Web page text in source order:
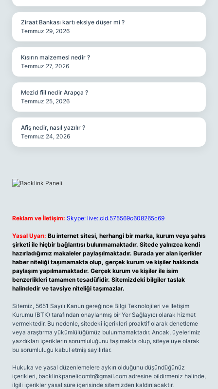
Ziraat Bankası kartı eksiye düşer mi ?
Temmuz 29, 2026
Kısırın malzemesi nedir ?
Temmuz 27, 2026
Mezid fiil nedir Arapça ?
Temmuz 25, 2026
Afiş nedir, nasıl yazılır ?
Temmuz 24, 2026
Reklam ve İletişim: Skype: live:.cid.575569c608265c69
Yasal Uyarı: Bu internet sitesi, herhangi bir marka, kurum veya şahıs
şirketi ile hiçbir bağlantısı bulunmamaktadır. Sitede yalnızca kendi
hazırladığımız makaleler paylaşılmaktadır. Burada yer alan içerikler
haber niteliği taşımamakta olup, gerçek kurum ve kişiler hakkında
paylaşım yapılmamaktadır. Gerçek kurum ve kişiler ile isim
benzerlikleri tamamen tesadüfidir. Sitemizdeki bilgiler taslak
halindedir ve tavsiye niteliği taşımazlar.
Sitemiz, 5651 Sayılı Kanun gereğince Bilgi Teknolojileri ve İletişim
Kurumu (BTK) tarafından onaylanmış bir Yer Sağlayıcı olarak hizmet
vermektedir. Bu nedenle, sitedeki içerikleri proaktif olarak denetleme
veya araştırma yükümlülüğümüz bulunmamaktadır. Ancak, üyelerimiz
yazdıkları içeriklerin sorumluluğunu taşımakta olup, siteye üye olarak
bu sorumluluğu kabul etmiş sayılırlar.
Hukuka ve yasal düzenlemelere aykırı olduğunu düşündüğünüz
içerikleri, backlinkpanelicomtr@gmail.com adresine bildirmeniz halinde,
ilgili içerikler yasal süre içerisinde sitemizden kaldırılacaktır.